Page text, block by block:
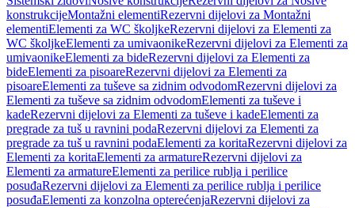
konstrukcijeMontažni elementiRezervni dijelovi za Montažni
elementiElementi za WC školjkeRezervni dijelovi za Elementi za
WC školjkeElementi za umivaonikeRezervni dijelovi za Elementi za
umivaonikeElementi za bideRezervni dijelovi za Elementi za
bideElementi za pisoareRezervni dijelovi za Elementi za
pisoareElementi za tuševe sa zidnim odvodomRezervni dijelovi za
Elementi za tuševe sa zidnim odvodomElementi za tuševe i
kadeRezervni dijelovi za Elementi za tuševe i kadeElementi za
pregrade za tuš u ravnini podaRezervni dijelovi za Elementi za
pregrade za tuš u ravnini podaElementi za koritaRezervni dijelovi za
Elementi za koritaElementi za armatureRezervni dijelovi za
Elementi za armatureElementi za perilice rublja i perilice
posuđaRezervni dijelovi za Elementi za perilice rublja i perilice
posuđaElementi za konzolna opterećenjaRezervni dijelovi za